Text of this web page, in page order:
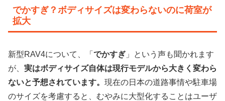
でかすぎ？ボディサイズは変わらないのに荷室が
拡大
新型RAV4について、「 でかすぎ 」という声も聞かれます
が、 実はボディサイズ自体は現行モデルから大きく変わら
ないと予想されています。 現在の日本の道路事情や駐車場
のサイズを考慮すると、むやみに大型化することはユーザ